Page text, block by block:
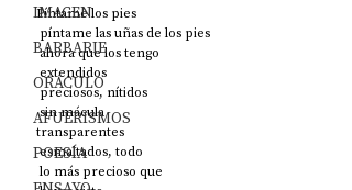
IMAGEN
BARBARIE
ORÁCULO
AFUERISMOS
POESÍA
Píntame los pies
píntame las uñas de los pies
ahora que los tengo
extendidos
preciosos, nítidos
sin mácula
transparentes
esmaltados, todo
lo más precioso que